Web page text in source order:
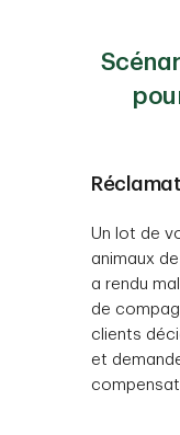
Un lot de
animaux
a rendu
de
clients
et